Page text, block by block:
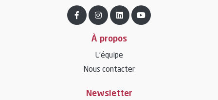
À propos
L’équipe
Nous contacter
Newsletter